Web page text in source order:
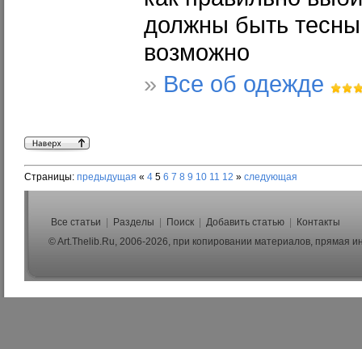
должны быть
возможно
» Все об одежде
Страницы: предыдущая « 4 5 6 7 8 9 10 11 12 » следующая
Все статьи Разделы Поиск Добавить статью
Контакты
© Art.Thelib.Ru, 2006-2026, при копировании материалов, прямая